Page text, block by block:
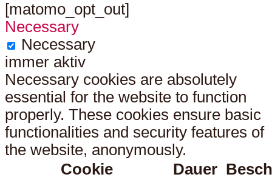
[matomo_opt_out]
Necessary
Necessary
immer aktiv
Necessary cookies are absolutely
essential for the website to function
properly. These cookies ensure basic
functionalities and security features of
the website, anonymously.
Cookie
Dauer